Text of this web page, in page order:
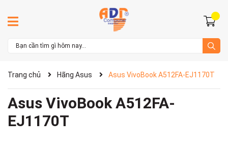
Trang chủ Hãng Asus Asus VivoBook A512FA-EJ1170T
Asus VivoBook A512FA-
EJ1170T